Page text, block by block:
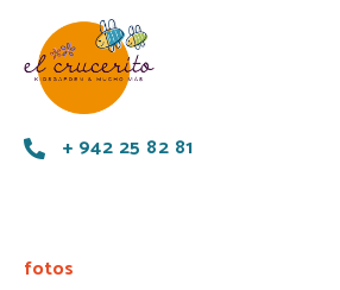
+ 942 25 82 81
fotos